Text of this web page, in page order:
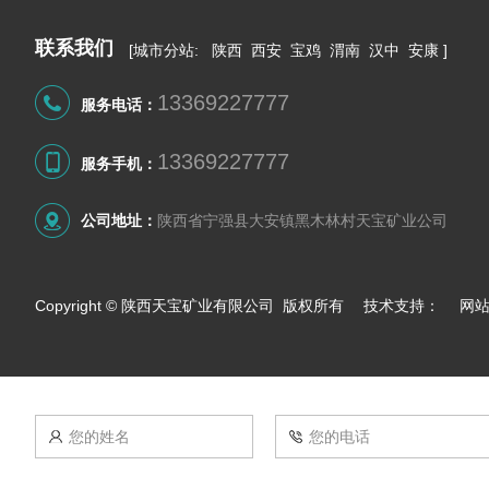
联系我们 [城市分站: 陕西 西安 宝鸡 渭南 汉中 安康 ]
服务电话： 13369227777
服务手机： 13369227777
公司地址： 陕西省宁强县大安镇黑木林村天宝矿业公司
Copyright © 陕西天宝矿业有限公司 版权所有 技术支持： 网